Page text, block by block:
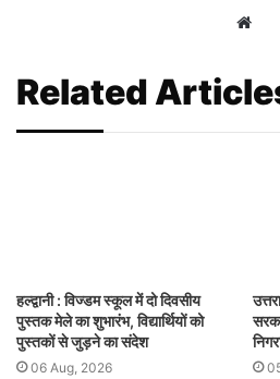
Related
हल्द्वानी : विज्डम स्कूल में दो दिवसीय
पुस्तक मेले का शुभारंभ, विद्यार्थियों को
पुस्तकों से जुड़ने का संदेश
06 Aug, 2026